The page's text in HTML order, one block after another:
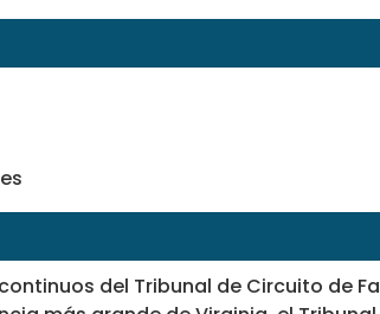
del Tribunal de Circuito de